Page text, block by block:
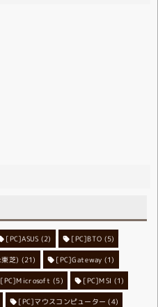
[PC]ASUS (2) [PC]BTO (5)
芝) (21) [PC]Gateway (1)
[PC]Microsoft (5) [PC]MSI (1)
[PC]マウスコンピューター (4)